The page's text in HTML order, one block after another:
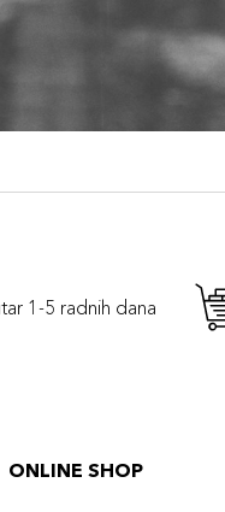
1-5 radnih dana
ONLINE SHOP